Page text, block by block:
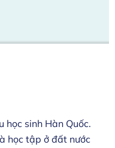
học sinh Hàn Quốc.
học tập ở đất nước